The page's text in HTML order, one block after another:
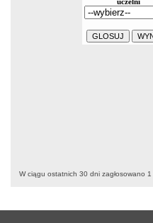
W ciągu ostatnich 30 dni zagłosowano 1